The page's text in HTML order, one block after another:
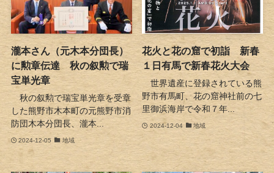
瀧本さん（元木本分団長）
に勲章伝達 秋の叙勲で瑞
宝単光章
秋の叙勲で瑞宝単光章を受章
した熊野市木本町の元熊野市消
防団木本分団長、瀧本...
2024-12-05 地域
花火と花の窟で初詣 新春
１日有馬で新春花火大会
世界遺産に登録されている熊
野市有馬町、花の窟神社前の七
里御浜海岸で令和７年...
2024-12-04 地域